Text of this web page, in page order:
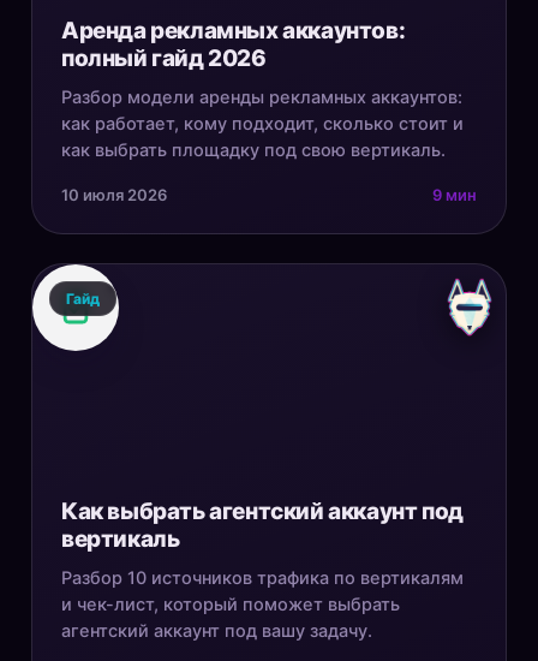
Аренда рекламных аккаунтов:
полный гайд 2026
Разбор модели аренды рекламных аккаунтов:
как работает, кому подходит, сколько стоит и
как выбрать площадку под свою вертикаль.
10 июля 2026 9 мин
Гайд
Как выбрать агентский аккаунт под
вертикаль
Разбор 10 источников трафика по вертикалям
и чек-лист, который поможет выбрать
агентский аккаунт под вашу задачу.